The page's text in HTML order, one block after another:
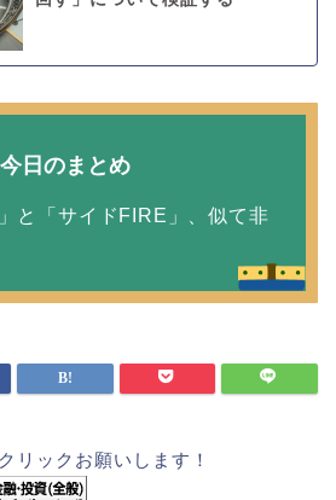
今日のまとめ
と「サイドFIRE」、似て非
リックお願いします！